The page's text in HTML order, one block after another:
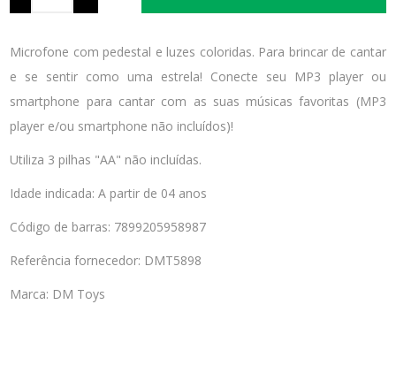
Microfone com pedestal e luzes coloridas. Para brincar de cantar
e se sentir como uma estrela! Conecte seu MP3 player ou
smartphone para cantar com as suas músicas favoritas (MP3
player e/ou smartphone não incluídos)!
Utiliza 3 pilhas "AA" não incluídas.
Idade indicada: A partir de 04 anos
Código de barras: 7899205958987
Referência fornecedor: DMT5898
Marca: DM Toys